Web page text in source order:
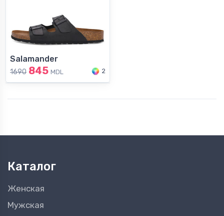
Salamander
1690 845 MDL 2
Каталог
Женская
Мужская